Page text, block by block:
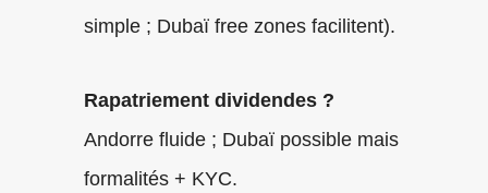
simple ; Dubaï free zones facilitent).
Rapatriement dividendes ?
Andorre fluide ; Dubaï possible mais
formalités + KYC.